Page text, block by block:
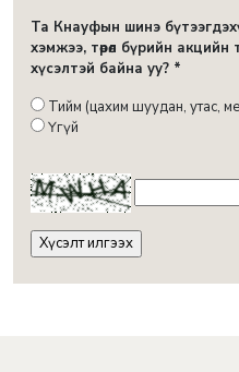
Та Кнауфын шинэ
хэмжээ, төрөл бүрийн
хүсэлтэй байна уу? *
Тийм (цахим шуудан, утас,
Үгүй